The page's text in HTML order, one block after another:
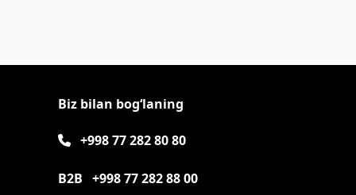
Biz bilan bog‘laning
+998 77 282 80 80
B2B +998 77 282 88 00